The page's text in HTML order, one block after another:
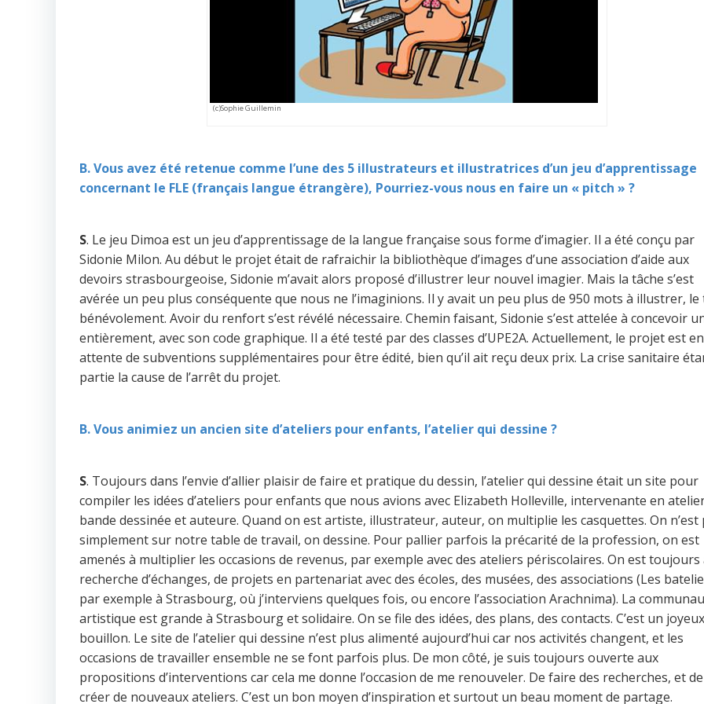
(c)Sophie Guillemin
B. Vous avez été retenue comme l’une des 5 illustrateurs et illustratrices d’un jeu d’apprentissage
concernant le FLE (français langue étrangère), Pourriez-vous nous en faire un « pitch » ?
S. Le jeu Dimoa est un jeu d’apprentissage de la langue française sous forme d’imagier. Il a été conçu par
Sidonie Milon. Au début le projet était de rafraichir la bibliothèque d’images d’une association d’aide aux
devoirs strasbourgeoise, Sidonie m’avait alors proposé d’illustrer leur nouvel imagier. Mais la tâche s’est
avérée un peu plus conséquente que nous ne l’imaginions. Il y avait un peu plus de 950 mots à illustrer,
bénévolement. Avoir du renfort s’est révélé nécessaire. Chemin faisant, Sidonie s’est attelée à concevoir
entièrement, avec son code graphique. Il a été testé par des classes d’UPE2A. Actuellement, le projet est en
attente de subventions supplémentaires pour être édité, bien qu’il ait reçu deux prix. La crise sanitaire
partie la cause de l’arrêt du projet.
B. Vous animiez un ancien site d’ateliers pour enfants, l’atelier qui dessine ?
S. Toujours dans l’envie d’allier plaisir de faire et pratique du dessin, l’atelier qui dessine était un site pour
compiler les idées d’ateliers pour enfants que nous avions avec Elizabeth Holleville, intervenante en
bande dessinée et auteure. Quand on est artiste, illustrateur, auteur, on multiplie les casquettes. On n’est
simplement sur notre table de travail, on dessine. Pour pallier parfois la précarité de la profession, on est
amenés à multiplier les occasions de revenus, par exemple avec des ateliers périscolaires. On est toujours
recherche d’échanges, de projets en partenariat avec des écoles, des musées, des associations (Les
par exemple à Strasbourg, où j’interviens quelques fois, ou encore l’association Arachnima). La
artistique est grande à Strasbourg et solidaire. On se file des idées, des plans, des contacts. C’est un joyeux
bouillon. Le site de l’atelier qui dessine n’est plus alimenté aujourd’hui car nos activités changent, et les
occasions de travailler ensemble ne se font parfois plus. De mon côté, je suis toujours ouverte aux
propositions d’interventions car cela me donne l’occasion de me renouveler. De faire des recherches, et de
créer de nouveaux ateliers. C’est un bon moyen d’inspiration et surtout un beau moment de partage.